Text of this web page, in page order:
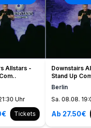
Allstars -
Uhr
Tickets
Downstairs
Stand Up
Berlin
Sa. 08.08.
Ab 27.50€